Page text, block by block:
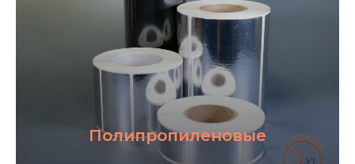
Полипропиленовые